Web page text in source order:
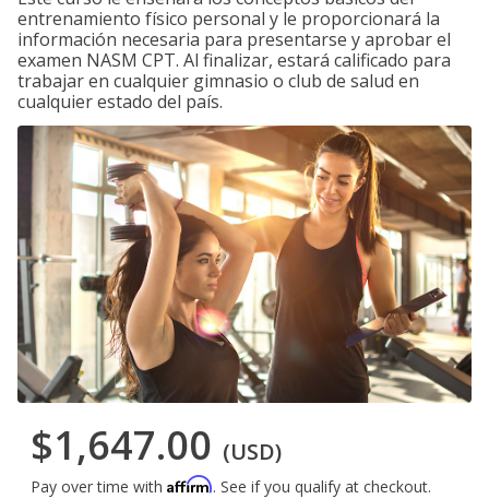
entrenamiento físico personal y le proporcionará la
información necesaria para presentarse y aprobar el
examen NASM CPT. Al finalizar, estará calificado para
trabajar en cualquier gimnasio o club de salud en
cualquier estado del país.
$1,647.00 (USD)
Pay over time with Affirm. See if you qualify at checkout.